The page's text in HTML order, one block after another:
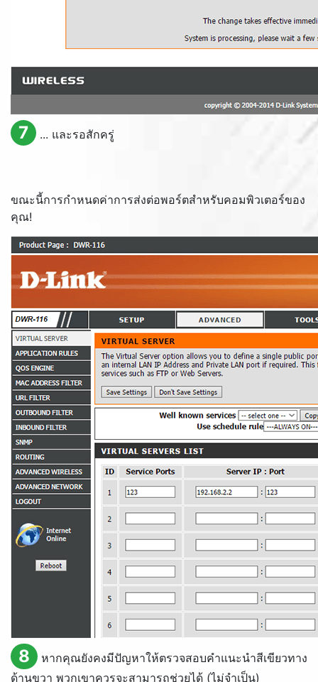
7 ... และรอสักครู่
ขณะนี้การกำหนดค่าการส่งต่อพอร์ตสำหรับคอมพิวเตอร์ของ
คุณ!
8
หากคุณยังคงมีปัญหาให้ตรวจสอบคำแนะนำสีเขียวทาง
ด้านขวา พวกเขาควรจะสามารถช่วยได้ (ไม่จำเป็น)